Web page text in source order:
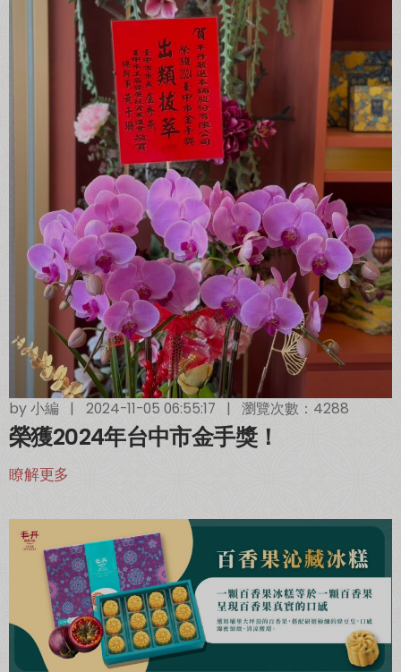
by小編 | 2024-11-05 06:55:17 | 瀏覽次數：4288
榮獲2024年台中市金手獎！
瞭解更多